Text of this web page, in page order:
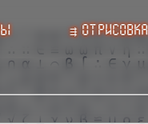
документов